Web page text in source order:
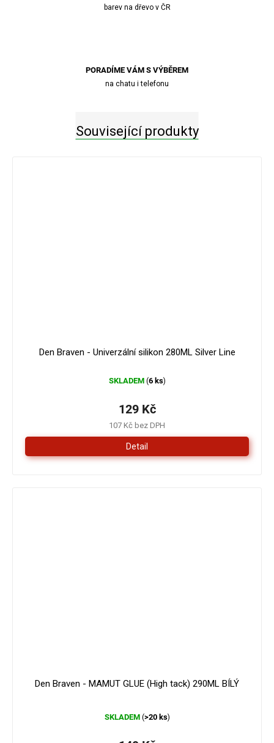
barev na dřevo v ČR
PORADÍME VÁM S VÝBĚREM
na chatu i telefonu
Související produkty
Den Braven - Univerzální silikon 280ML Silver Line
SKLADEM (6 ks)
107 Kč bez DPH
129 Kč
Detail
Den Braven - MAMUT GLUE (High tack) 290ML BÍLÝ
hodnocení
SKLADEM (>20 ks)